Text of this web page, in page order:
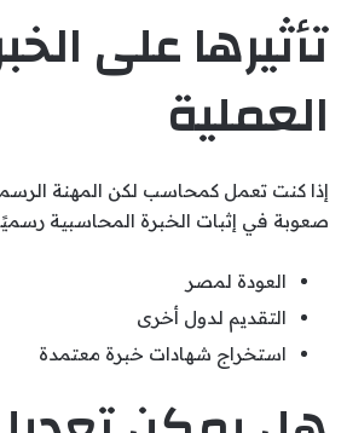
تأثيرها على
العملية
إذا كنت تعمل كمحاسب لكن المهنة
صعوبة في إثبات الخبرة المحاسبية
العودة لمصر
التقديم لدول أخرى
استخراج شهادات خبرة معتمدة